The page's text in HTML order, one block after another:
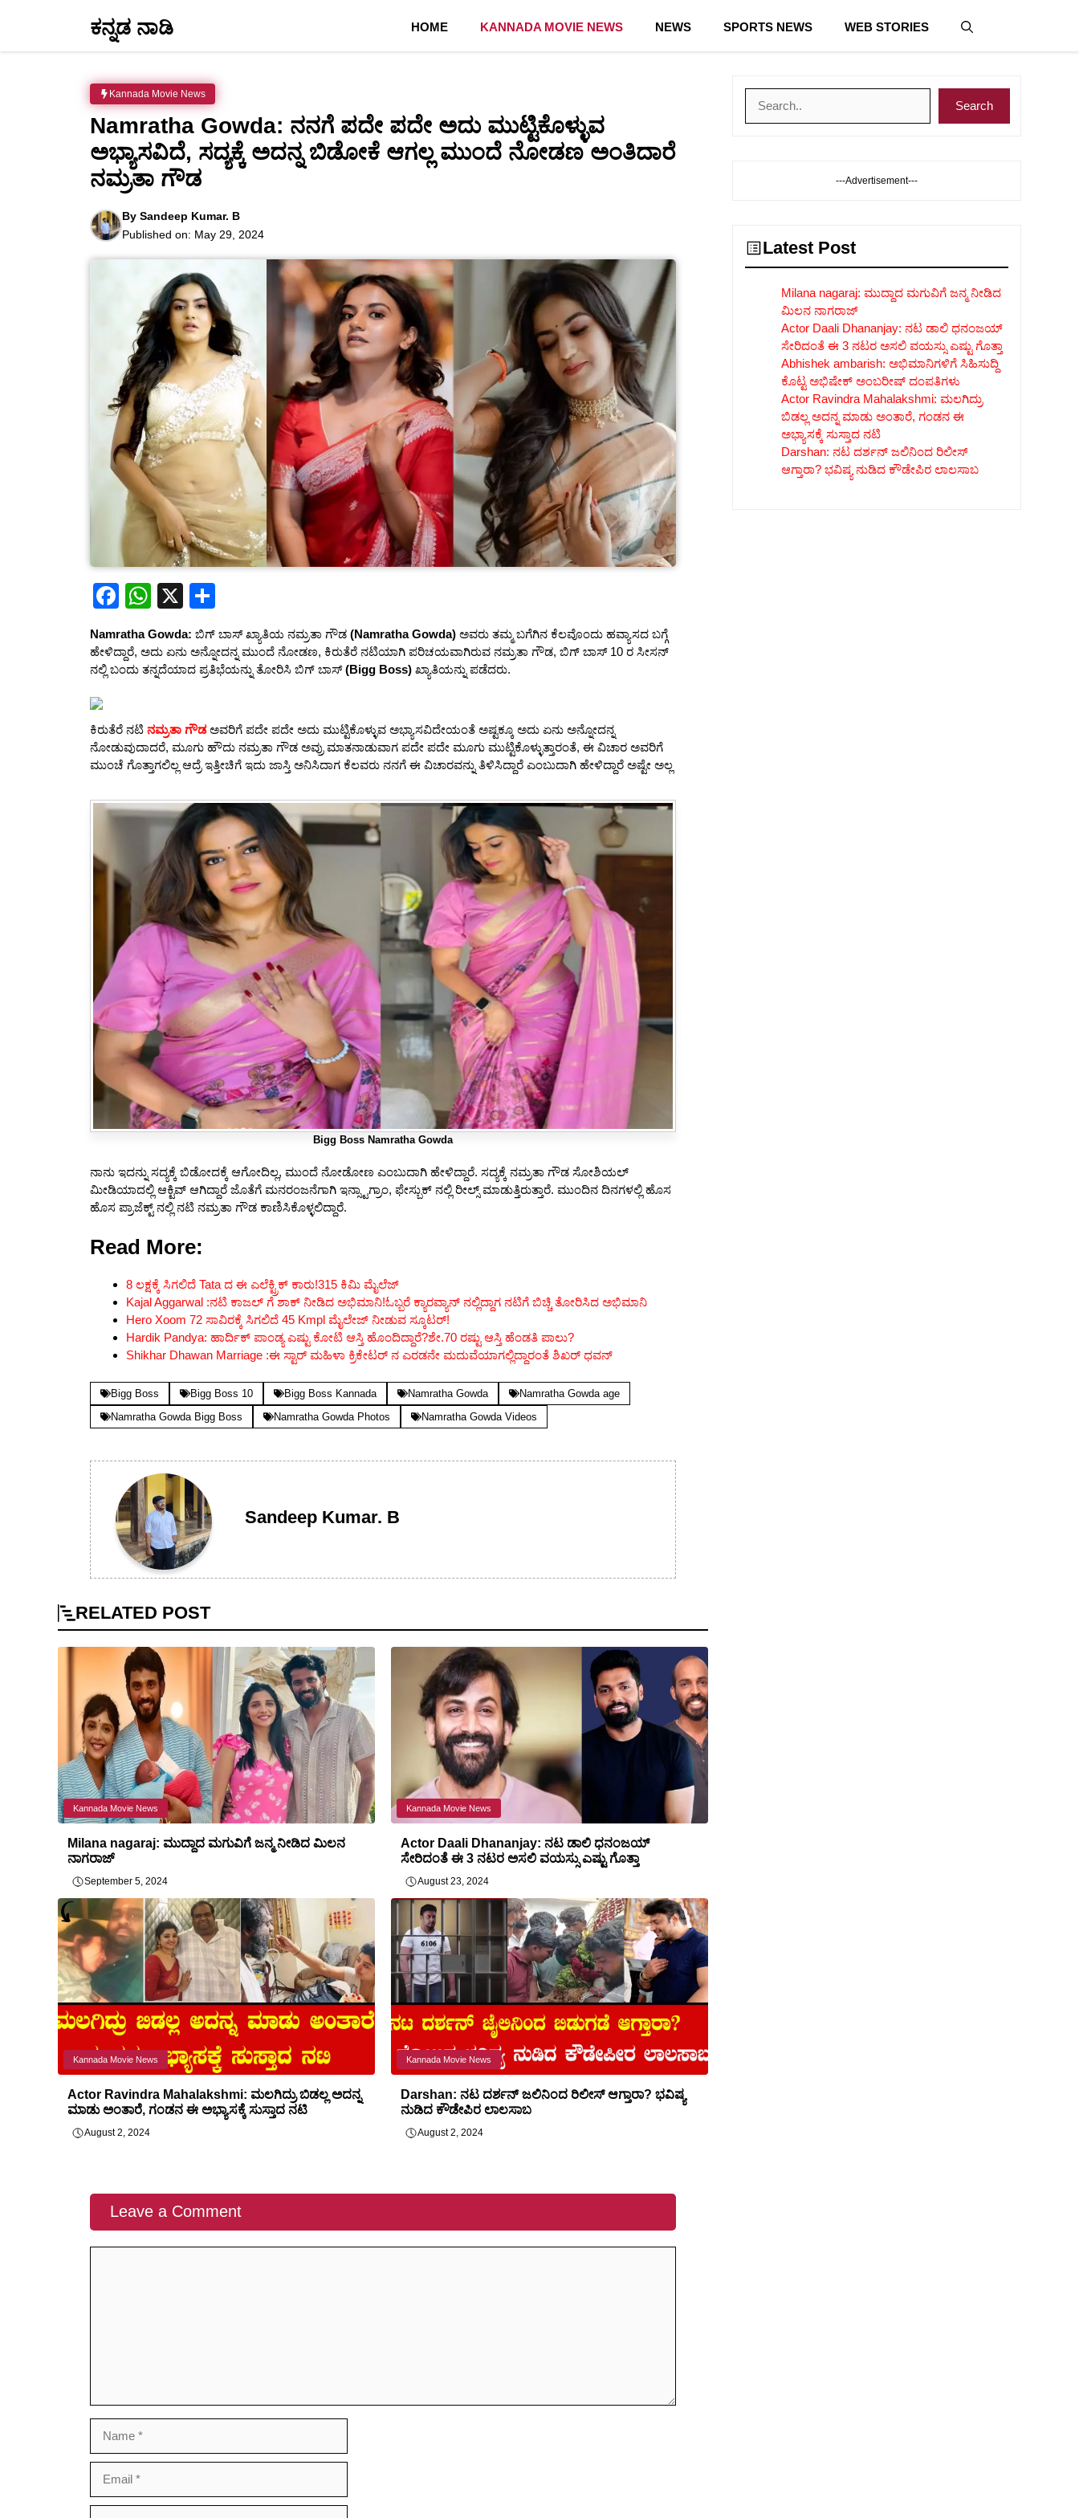
ಕನ್ನಡ ನಾಡಿ HOME KANNADA MOVIE NEWS NEWS SPORTS NEWS WEB STORIES
Kannada Movie News
Namratha Gowda: ನನಗೆ ಪದೇ ಪದೇ ಅದು ಮುಟ್ಟಿಕೊಳ್ಳುವ
ಅಭ್ಯಾಸವಿದೆ, ಸದ್ಯಕ್ಕೆ ಅದನ್ನ ಬಿಡೋಕೆ ಆಗಲ್ಲ ಮುಂದೆ ನೋಡಣ ಅಂತಿದಾರೆ
ನಮ್ರತಾ ಗೌಡ
By Sandeep Kumar. B
Published on: May 29, 2024
F
a
c
e
o
o
k
W
h
at
s
p
p
X
ar
e
Namratha Gowda: ಬಿಗ್ ಬಾಸ್ ಖ್ಯಾತಿಯ ನಮ್ರತಾ ಗೌಡ (Namratha Gowda) ಅವರು ತಮ್ಮ ಬಗೆಗಿನ ಕೆಲವೊಂದು ಹವ್ಯಾಸದ ಬಗ್ಗೆ
ಹೇಳಿದ್ದಾರೆ, ಅದು ಏನು ಅನ್ನೋದನ್ನ ಮುಂದೆ ನೋಡಣ, ಕಿರುತೆರೆ ನಟಿಯಾಗಿ ಪರಿಚಯವಾಗಿರುವ ನಮ್ರತಾ ಗೌಡ, ಬಿಗ್ ಬಾಸ್ 10 ರ ಸೀಸನ್
ನಲ್ಲಿ ಬಂದು ತನ್ನದೆಯಾದ ಪ್ರತಿಭೆಯನ್ನು ತೋರಿಸಿ ಬಿಗ್ ಬಾಸ್(Bigg Boss) ಖ್ಯಾತಿಯನ್ನು ಪಡೆದರು.
ಕಿರುತೆರೆ ನಟಿ ನಮ್ರತಾ ಗೌಡಅವರಿಗೆ ಪದೇ ಪದೇ ಅದು ಮುಟ್ಟಿಕೊಳ್ಳುವ ಅಭ್ಯಾಸವಿದೇಯಂತೆ ಅಷ್ಟಕ್ಕೂ ಅದು ಏನು ಅನ್ನೋದನ್ನ
ನೋಡುವುದಾದರೆ, ಮೂಗು ಹೌದು ನಮ್ರತಾ ಗೌಡ ಅವ್ರು ಮಾತನಾಡುವಾಗ ಪದೇ ಪದೇ ಮೂಗು ಮುಟ್ಟಿಕೊಳ್ಳುತ್ತಾರಂತೆ, ಈ ವಿಚಾರ ಅವರಿಗೆ
ಮುಂಚೆ ಗೊತ್ತಾಗಲಿಲ್ಲ ಆದ್ರೆ ಇತ್ತೀಚಿಗೆ ಇದು ಜಾಸ್ತಿ ಅನಿಸಿದಾಗ ಕೆಲವರು ನನಗೆ ಈ ವಿಚಾರವನ್ನು ತಿಳಿಸಿದ್ದಾರೆ ಎಂಬುದಾಗಿ ಹೇಳಿದ್ದಾರೆ ಅಷ್ಟೇ ಅಲ್ಲ
Bigg Boss Namratha Gowda
ನಾನು ಇದನ್ನು ಸದ್ಯಕ್ಕೆ ಬಿಡೋದಕ್ಕೆ ಆಗೋದಿಲ್ಲ, ಮುಂದೆ ನೋಡೋಣ ಎಂಬುದಾಗಿ ಹೇಳಿದ್ದಾರೆ. ಸದ್ಯಕ್ಕೆ ನಮ್ರತಾ ಗೌಡ ಸೋಶಿಯಲ್
ಮೀಡಿಯಾದಲ್ಲಿ ಆಕ್ಟಿವ್ ಆಗಿದ್ದಾರೆ ಜೊತೆಗೆ ಮನರಂಜನೆಗಾಗಿ ಇನ್ಸ್ಟಾಗ್ರಾಂ, ಫೇಸ್ಬುಕ್ ನಲ್ಲಿ ರೀಲ್ಸ್ ಮಾಡುತ್ತಿರುತ್ತಾರೆ. ಮುಂದಿನ ದಿನಗಳಲ್ಲಿ ಹೊಸ
ಹೊಸ ಪ್ರಾಜೆಕ್ಟ್ ನಲ್ಲಿ ನಟಿ ನಮ್ರತಾ ಗೌಡ ಕಾಣಿಸಿಕೊಳ್ಳಲಿದ್ದಾರೆ.
Read More:
8 ಲಕ್ಷಕ್ಕೆ ಸಿಗಲಿದೆ Tata ದ ಈ ಎಲೆಕ್ಟ್ರಿಕ್ ಕಾರು!315 ಕಿಮಿ ಮೈಲೆಜ್
Kajal Aggarwal :ನಟಿ ಕಾಜಲ್ ಗೆ ಶಾಕ್ ನೀಡಿದ ಅಭಿಮಾನಿ!ಓಬ್ಬರೆ ಕ್ಯಾರವ್ಯಾನ್ ನಲ್ಲಿದ್ದಾಗ ನಟಿಗೆ ಬಿಚ್ಚಿ ತೋರಿಸಿದ ಅಭಿಮಾನಿ
Hero Xoom 72 ಸಾವಿರಕ್ಕೆ ಸಿಗಲಿದೆ 45 Kmpl ಮೈಲೇಜ್ ನೀಡುವ ಸ್ಕೂಟರ್!
Hardik Pandya: ಹಾರ್ದಿಕ್ ಪಾಂಡ್ಯ ಎಷ್ಟು ಕೋಟಿ ಆಸ್ತಿ ಹೊಂದಿದ್ದಾರೆ?ಶೇ.70 ರಷ್ಟು ಆಸ್ತಿ ಹೆಂಡತಿ ಪಾಲು?
Shikhar Dhawan Marriage :ಈ ಸ್ಟಾರ್ ಮಹಿಳಾ ಕ್ರಿಕೇಟರ್ ನ ಎರಡನೇ ಮದುವೆಯಾಗಲ್ಲಿದ್ದಾರಂತೆ ಶಿಖರ್ ಧವನ್
Bigg Boss Bigg Boss 10 Bigg Boss Kannada Namratha Gowda
Namratha Gowda age
Namratha Gowda Bigg Boss
Namratha Gowda Photos Namratha Gowda Videos
Sandeep Kumar. B
RELATED POST
Kannada Movie News
Milana nagaraj: ಮುದ್ದಾದ ಮಗುವಿಗೆ ಜನ್ಮ ನೀಡಿದ ಮಿಲನ
ನಾಗರಾಜ್
September 5, 2024
Kannada Movie News
Actor Daali Dhananjay: ನಟ ಡಾಲಿ ಧನಂಜಯ್
ಸೇರಿದಂತೆ ಈ 3 ನಟರ ಅಸಲಿ ವಯಸ್ಸು ಎಷ್ಟು ಗೊತ್ತಾ
August 23, 2024
Kannada Movie News
Actor Ravindra Mahalakshmi: ಮಲಗಿದ್ರು ಬಿಡಲ್ಲ ಅದನ್ನ
ಮಾಡು ಅಂತಾರೆ, ಗಂಡನ ಈ ಅಭ್ಯಾಸಕ್ಕೆ ಸುಸ್ತಾದ ನಟಿ
August 2, 2024
Kannada Movie News
Darshan: ನಟ ದರ್ಶನ್ ಜಲಿನಿಂದ ರಿಲೀಸ್ ಆಗ್ತಾರಾ? ಭವಿಷ್ಯ
ನುಡಿದ ಕೌಡೇಪಿರ ಲಾಲಸಾಬ
August 2, 2024
Leave a Comment
Search
---Advertisement---
Latest Post
Milana nagaraj: ಮುದ್ದಾದ ಮಗುವಿಗೆ ಜನ್ಮ ನೀಡಿದ
ಮಿಲನ ನಾಗರಾಜ್
Actor Daali Dhananjay: ನಟ ಡಾಲಿ ಧನಂಜಯ್
ಸೇರಿದಂತೆ ಈ 3 ನಟರ ಅಸಲಿ ವಯಸ್ಸು ಎಷ್ಟು ಗೊತ್ತಾ
Abhishek ambarish: ಅಭಿಮಾನಿಗಳಿಗೆ ಸಿಹಿಸುದ್ದಿ
ಕೊಟ್ಟ ಅಭಿಷೇಕ್ ಅಂಬರೀಷ್ ದಂಪತಿಗಳು
Actor Ravindra Mahalakshmi: ಮಲಗಿದ್ರು
ಬಿಡಲ್ಲ ಅದನ್ನ ಮಾಡು ಅಂತಾರೆ, ಗಂಡನ ಈ
ಅಭ್ಯಾಸಕ್ಕೆ ಸುಸ್ತಾದ ನಟಿ
Darshan: ನಟ ದರ್ಶನ್ ಜಲಿನಿಂದ ರಿಲೀಸ್
ಆಗ್ತಾರಾ? ಭವಿಷ್ಯ ನುಡಿದ ಕೌಡೇಪಿರ ಲಾಲಸಾಬ